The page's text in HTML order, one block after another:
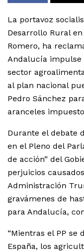
La portavoz
Desarrollo Rural
Romero, ha
Andalucía impulse
sector
al plan nacional
Pedro Sánchez
aranceles
Durante el debate
en el Pleno del
de acción” del
perjuicios
Administración
gravámenes de
para Andalucía,
“Mientras el PP se
España, los